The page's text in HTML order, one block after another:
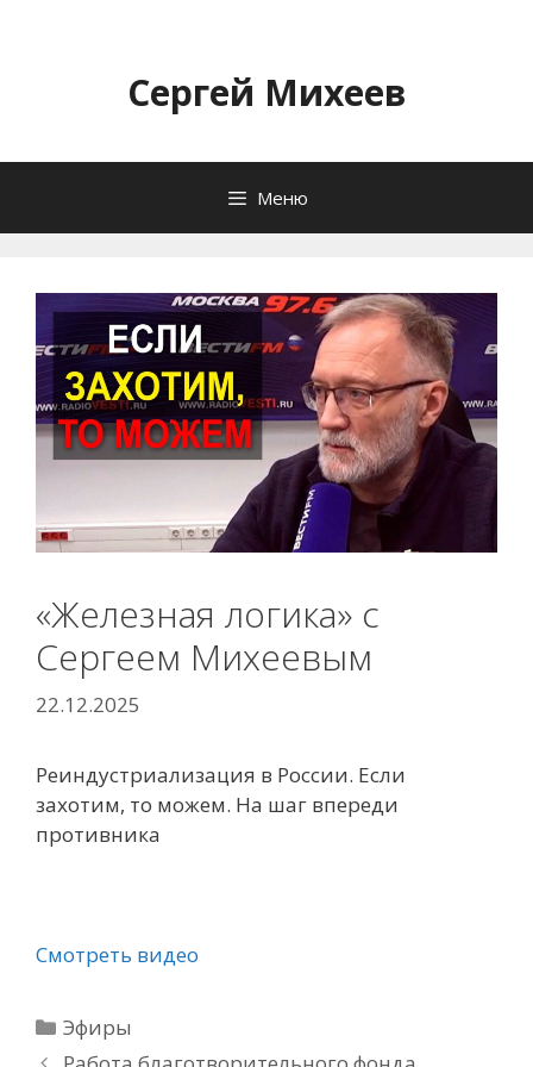
содержимомуСергей Михеев
Меню
«Железная логика» с
Сергеем Михеевым
22.12.2025
Реиндустриализация в России. Если
захотим, то можем. На шаг впереди
противника
Смотреть видео
Рубрики
Эфиры